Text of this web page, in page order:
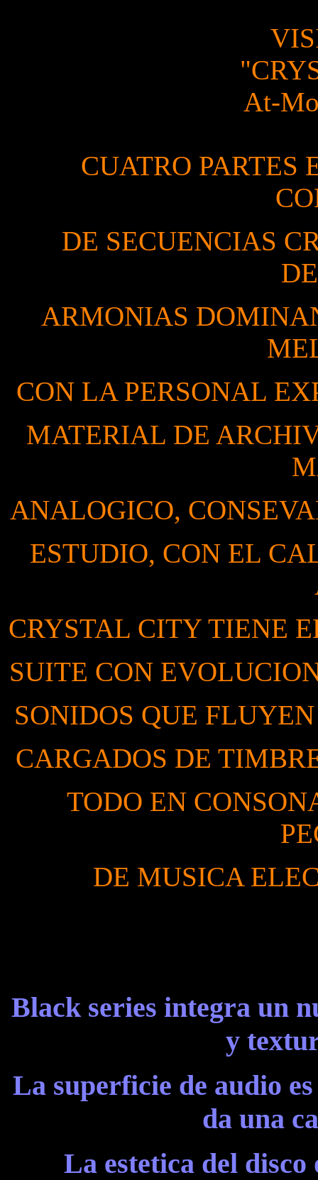
At-
CUATRO PARTES
DE SECUENCIAS
ARMONIAS
CON LA PERSONAL
MATERIAL DE
ANALOGICO,
ESTUDIO, CON EL
CRYSTAL CITY TIENE
SUITE CON
SONIDOS QUE
CARGADOS DE
TODO EN
DE MUSICA
Black series integra un
y
La superficie de audio
da una
La estetica del